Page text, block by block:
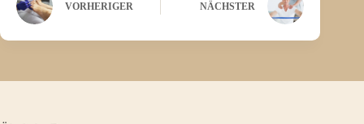
VORHERIGER NÄCHSTER